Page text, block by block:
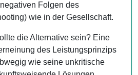
Folgen des
wie in der Gesellschaft.
die Alternative sein? Eine
des Leistungsprinzips
wie seine unkritische